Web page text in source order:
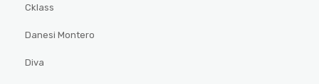
Cklass
Danesi Montero
Diva